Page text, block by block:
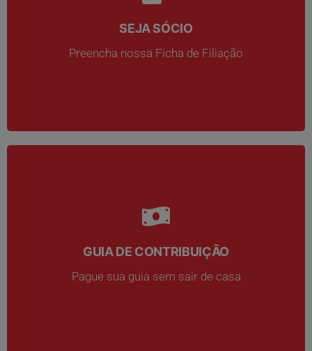
SEJA SÓCIO
Preencha nossa Ficha de Filiação
SEJA SÓCIO
Preencha nossa Ficha de Filiação
GUIA DE CONTRIBUIÇÃO
Pague sua guia sem sair de casa
GUIA DE CONTRIBUIÇÃO
Pague sua guia sem sair de casa